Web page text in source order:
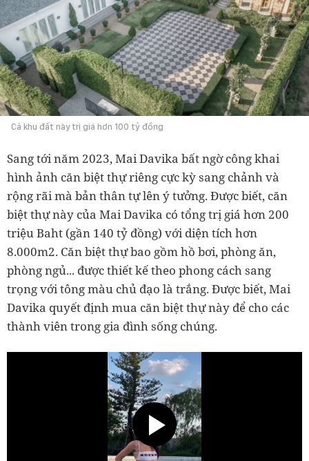
Cả khu đất này trị giá hơn 100 tỷ đồng
Sang tới năm 2023, Mai Davika bất ngờ công khai
hình ảnh căn biệt thự riêng cực kỳ sang chảnh và
rộng rãi mà bản thân tự lên ý tưởng. Được biết, căn
biệt thự này của Mai Davika có tổng trị giá hơn 200
triệu Baht (gần 140 tỷ đồng) với diện tích hơn
8.000m2. Căn biệt thự bao gồm hồ bơi, phòng ăn,
phòng ngủ... được thiết kế theo phong cách sang
trọng với tông màu chủ đạo là trắng. Được biết, Mai
Davika quyết định mua căn biệt thự này để cho các
thành viên trong gia đình sống chúng.